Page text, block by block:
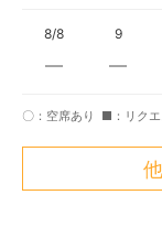
8/8 9
〇：空席あり ■：リク